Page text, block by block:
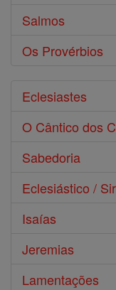
Salmos
Os Provérbios
Eclesiastes
O Cântico dos
Sabedoria
Eclesiástico /
Isaías
Jeremias
Lamentações